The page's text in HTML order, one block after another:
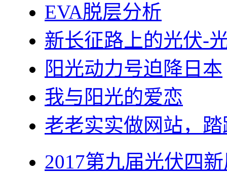
EVA脱层分析
新长征路上的光伏-
阳光动力号迫降日本
我与阳光的爱恋
老老实实做网站，
2017第九届光伏四